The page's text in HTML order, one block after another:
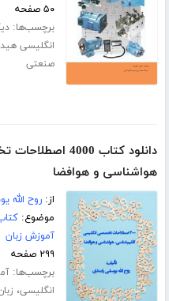
۵۰ صفحه
برچسب‌ها:
انگلیسی
صنعتی
دانلود کتاب
هواشناسی و هوافضا
از:روح الله
موضوع:
آموزش زبان
۲۹۹ صفحه
برچسب‌ها:
انگلیسی،